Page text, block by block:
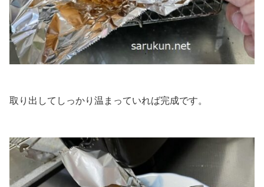
取り出してしっかり温まっていれば完成です。